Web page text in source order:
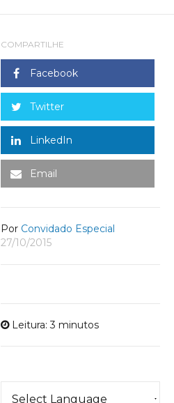
COMPARTILHE
Facebook
Twitter
LinkedIn
Email
Por Convidado Especial
27/10/2015
Leitura: 3 minutos